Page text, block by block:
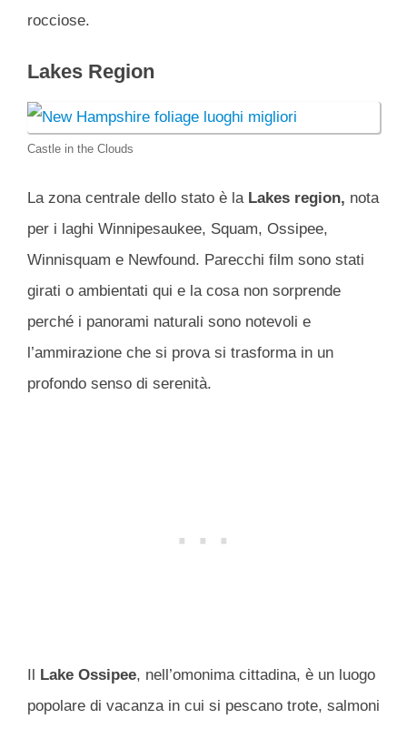
rocciose.
Lakes Region
Castle in the Clouds
La zona centrale dello stato è la Lakes region, nota
per i laghi Winnipesaukee, Squam, Ossipee,
Winnisquam e Newfound. Parecchi film sono stati
girati o ambientati qui e la cosa non sorprende
perché i panorami naturali sono notevoli e
l’ammirazione che si prova si trasforma in un
profondo senso di serenità.
Il Lake Ossipee, nell’omonima cittadina, è un luogo
popolare di vacanza in cui si pescano trote, salmoni